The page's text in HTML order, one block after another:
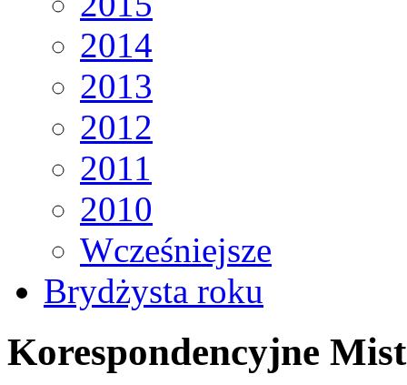
2014
2013
2012
2011
2010
Wcześniejsze
Brydżysta roku
Korespondencyjne